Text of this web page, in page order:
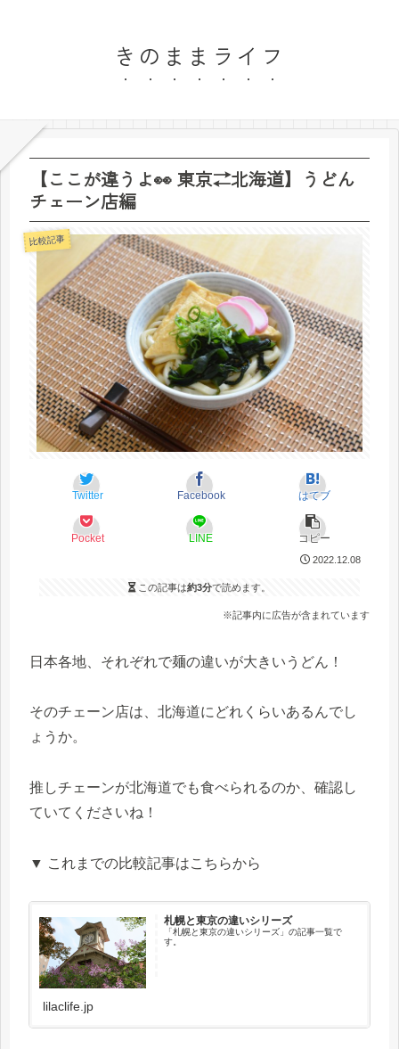
きのままライフ
【ここが違うよ👀 東京⇄北海道】うどん
チェーン店編
比較記事
Twitter Facebook はてブ
Pocket LINE コピー
2022.12.08
この記事は約3分で読めます。
※記事内に広告が含まれています
日本各地、それぞれで麺の違いが大きいうどん！
そのチェーン店は、北海道にどれくらいあるんでし
ょうか。
推しチェーンが北海道でも食べられるのか、確認し
ていてくださいね！
▼ これまでの比較記事はこちらから
札幌と東京の違いシリーズ
「札幌と東京の違いシリーズ」の記事一覧で
す。
lilaclife.jp